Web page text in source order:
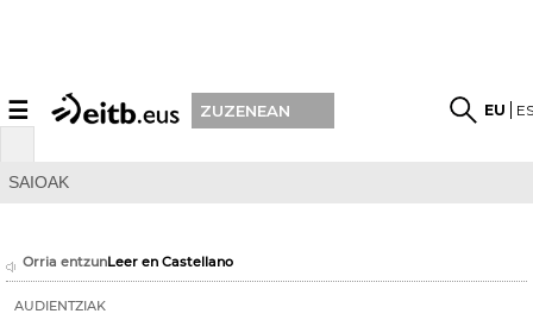
☰ ZUZENEAN EU
SAIOAK
Orria entzunLeer en Castellano
AUDIENTZIAK